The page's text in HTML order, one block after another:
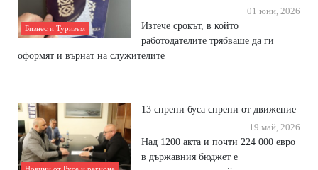
Бизнес и Туризъм
01 юни, 2026
Изтече срокът, в който
работодателите трябваше да ги
оформят и върнат на служителите
13 спрени буса спрени от движение
19 май, 2026
Над 1200 акта и почти 224 000 евро
в държавния бюджет е